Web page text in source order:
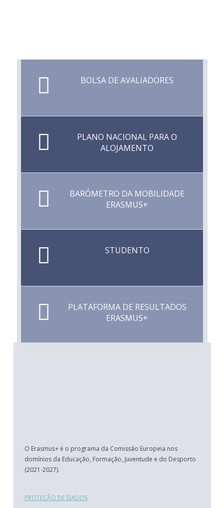
BOLSA DE AVALIADORES
PLANO NACIONAL PARA O
ALOJAMENTO
BARÓMETRO DA MOBILIDADE
ERASMUS+
STUDENTO
PLATAFORMA DE RESULTADOS
ERASMUS+
O Erasmus+ é o programa da Comissão Europeia nos
domínios da Educação, Formação, Juventude e do Desporto
(2021-2027).
PROTEÇÃO DE DADOS